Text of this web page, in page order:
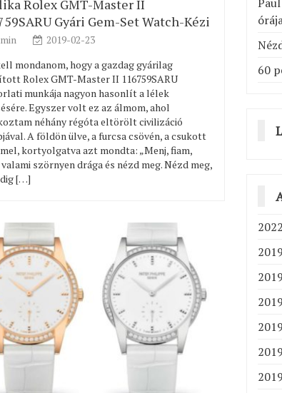
Rolex GMT-Master II
Gyári Gem-Set Watch-Kézi
2019-02-23
mondanom, hogy a gazdag gyárilag
Rolex GMT-Master II 116759SARU
munkája nagyon hasonlít a lélek
Egyszer volt ez az álmom, ahol
néhány régóta eltörölt civilizáció
A földön ülve, a furcsa csövén, a csukott
kortyolgatva azt mondta: „Menj, fiam,
szörnyen drága és nézd meg. Nézd meg,
[…]
60